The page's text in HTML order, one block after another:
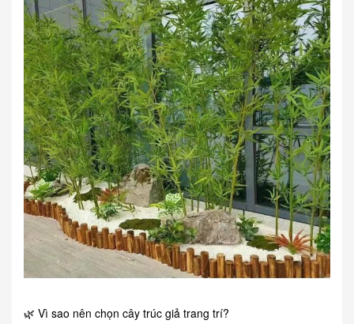
🌿 Vì sao nên chọn cây trúc giả trang trí?